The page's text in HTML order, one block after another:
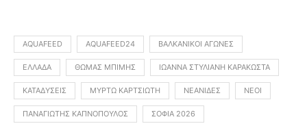
AQUAFEED AQUAFEED24 ΒΑΛΚΑΝΙΚΟΊ ΑΓΏΝΕΣ
ΕΛΛΆΔΑ ΘΩΜΆΣ ΜΠΊΜΗΣ ΙΩΆΝΝΑ ΣΤΥΛΙΑΝΉ ΚΑΡΑΚΏΣΤΑ
ΚΑΤΑΔΎΣΕΙΣ ΜΥΡΤΏ ΚΑΡΤΣΙΏΤΗ ΝΕΆΝΙΔΕΣ ΝΈΟΙ
ΠΑΝΑΓΙΏΤΗΣ ΚΑΠΝΌΠΟΥΛΟΣ ΣΌΦΙΑ 2026